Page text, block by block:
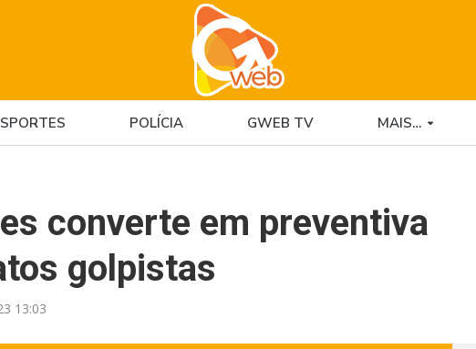
POLÍCIA GWEB TV MAIS…
converte em preventiva
golpistas
13:03